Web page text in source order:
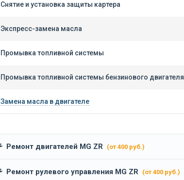
Снятие и установка защиты картера
Экспресс-замена масла
Промывка топливной системы
Промывка топливной системы бензинового двигателя
Замена масла в двигателе
Ремонт двигателей MG ZR (от 400 руб.)
Ремонт рулевого управления MG ZR (от 400 руб.)